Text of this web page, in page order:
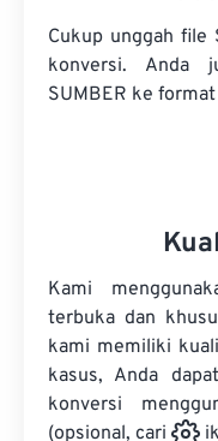
Cukup unggah file
konversi. Anda
SUMBER ke format
Kami
terbuka dan
kami memiliki
kasus, Anda
konversi
(opsional, cari